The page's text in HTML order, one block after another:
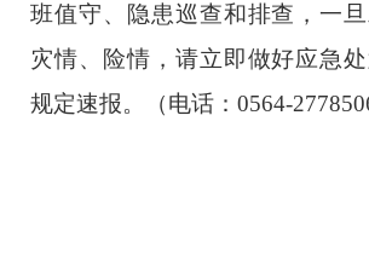
班值守、隐患巡查和排查，一
灾情、险情，请立即做好应急
规定速报。（电话：0564-